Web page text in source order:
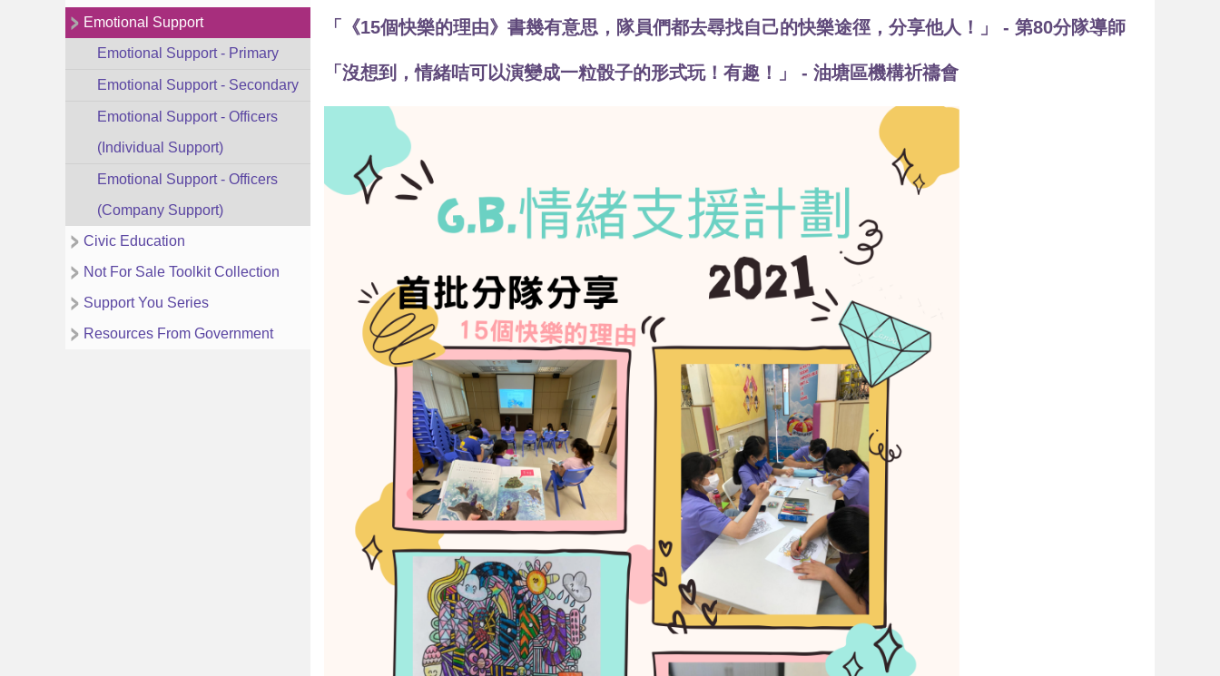
Emotional Support
Emotional Support - Primary
Emotional Support - Secondary
Emotional Support - Officers
(Individual Support)
Emotional Support - Officers
(Company Support)
Civic Education
Not For Sale Toolkit Collection
Support You Series
Resources From Government
「《15個快樂的理由》書幾有意思，隊員們都去尋找自己的快樂途徑，分享他人！」 - 第80分隊導師
「沒想到，情緒咭可以演變成一粒骰子的形式玩！有趣！」 - 油塘區機構祈禱會